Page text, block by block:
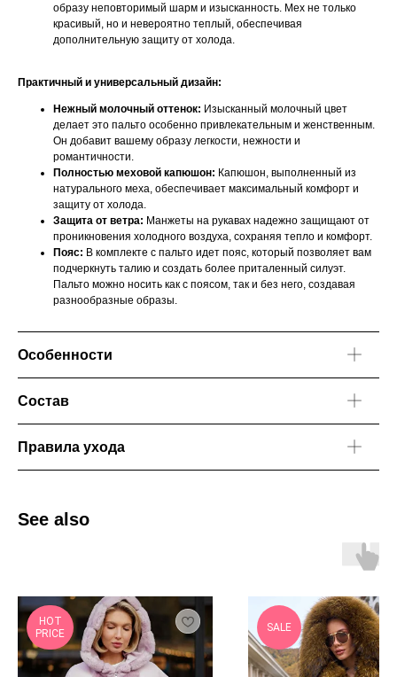
образу неповторимый шарм и изысканность. Мех не только
красивый, но и невероятно теплый, обеспечивая
дополнительную защиту от холода.
Практичный и универсальный дизайн:
Нежный молочный оттенок: Изысканный молочный цвет
делает это пальто особенно привлекательным и женственным.
Он добавит вашему образу легкости, нежности и
романтичности.
Полностью меховой капюшон: Капюшон, выполненный из
натурального меха, обеспечивает максимальный комфорт и
защиту от холода.
Защита от ветра: Манжеты на рукавах надежно защищают от
проникновения холодного воздуха, сохраняя тепло и комфорт.
Пояс: В комплекте с пальто идет пояс, который позволяет вам
подчеркнуть талию и создать более приталенный силуэт.
Пальто можно носить как с поясом, так и без него, создавая
разнообразные образы.
Особенности
Состав
Правила ухода
See also
HOT
PRICE
SALE